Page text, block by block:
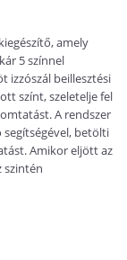
amely
5 színnel
izzószál beillesztési
színt, szeletelje fel
A rendszer
segítségével, betölti
Amikor eljött az
szintén